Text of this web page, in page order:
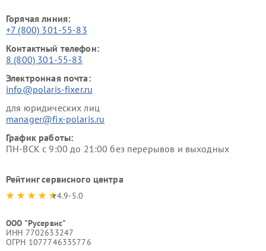
Горячая линия:
+7 (800) 301-55-83
Контактный телефон:
8 (800) 301-55-83
Электронная почта:
info@polaris-fixer.ru
для юридических лиц
manager@fix-polaris.ru
График работы:
ПН-ВСК с 9:00 до 21:00 без перерывов и выходных
Рейтинг сервисного центра
4.9-5.0
ООО "Русервис"
ИНН 7702633247
ОГРН 1077746335776